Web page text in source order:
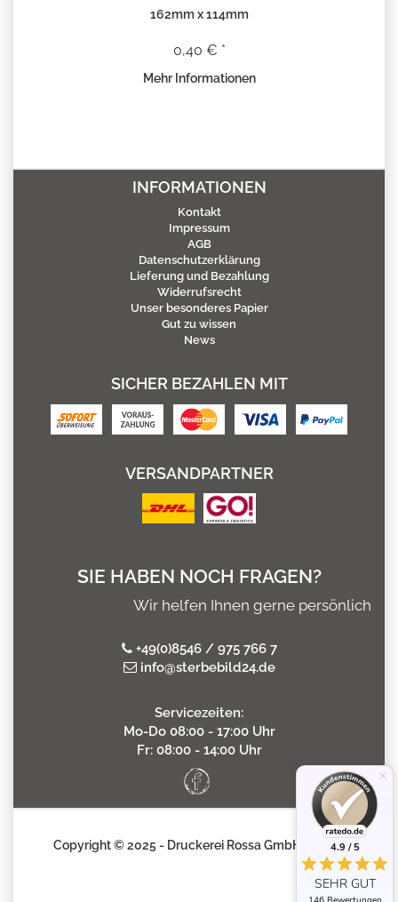
162mm x 114mm
0,40 € *
Mehr Informationen
INFORMATIONEN
Kontakt
Impressum
AGB
Datenschutzerklärung
Lieferung und Bezahlung
Widerrufsrecht
Unser besonderes Papier
Gut zu wissen
News
SICHER BEZAHLEN MIT
VERSANDPARTNER
SIE HABEN NOCH FRAGEN?
Wir helfen Ihnen gerne persönlich
+49(0)8546 / 975 766 7
info@sterbebild24.de
Servicezeiten:
Mo-Do 08:00 - 17:00 Uhr
Fr: 08:00 - 14:00 Uhr
Copyright © 2025 - Druckerei Rossa GmbH 4.9 / 5
SEHR GUT